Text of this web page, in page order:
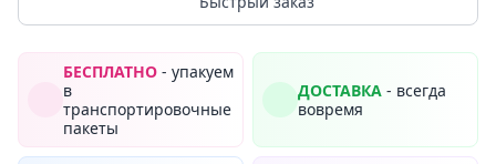
БЕСПЛАТНО - упакуем
в
транспортировочные
пакеты
ДОСТАВКА - всегда
вовремя